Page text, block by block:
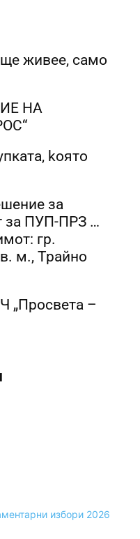
живее, само
НА
kоято
за
за ПУП-ПРЗ …
гр.
м., Трайно
„Просвета –
избори 2026